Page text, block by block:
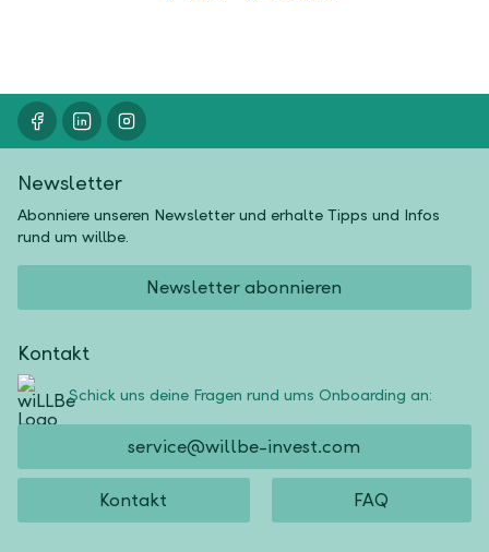
Newsletter
Abonniere unseren Newsletter und erhalte Tipps und Infos
rund um willbe.
Newsletter abonnieren
Kontakt
Schick uns deine Fragen rund ums Onboarding an:
service@willbe-invest.com
Kontakt FAQ